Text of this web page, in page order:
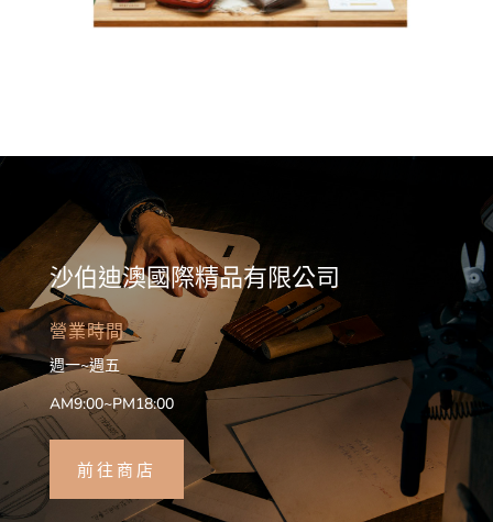
沙伯迪澳國際精品有限公司
營業時間
週一~週五
AM9:00~PM18:00
前往商店